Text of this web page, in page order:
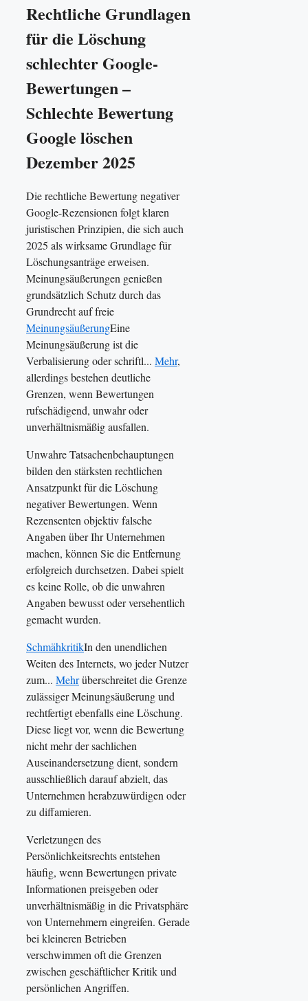
Rechtliche Grundlagen
für die Löschung
schlechter Google-
Bewertungen –
Schlechte Bewertung
Google löschen
Dezember 2025
Die rechtliche Bewertung negativer
Google-Rezensionen folgt klaren
juristischen Prinzipien, die sich auch
2025 als wirksame Grundlage für
Löschungsanträge erweisen.
Meinungsäußerungen genießen
grundsätzlich Schutz durch das
Grundrecht auf freie
MeinungsäußerungEine
Meinungsäußerung ist die
Verbalisierung oder schriftl... Mehr,
allerdings bestehen deutliche
Grenzen, wenn Bewertungen
rufschädigend, unwahr oder
unverhältnismäßig ausfallen.
Unwahre Tatsachenbehauptungen
bilden den stärksten rechtlichen
Ansatzpunkt für die Löschung
negativer Bewertungen. Wenn
Rezensenten objektiv falsche
Angaben über Ihr Unternehmen
machen, können Sie die Entfernung
erfolgreich durchsetzen. Dabei spielt
es keine Rolle, ob die unwahren
Angaben bewusst oder versehentlich
gemacht wurden.
SchmähkritikIn den unendlichen
Weiten des Internets, wo jeder Nutzer
zum... Mehrüberschreitet die Grenze
zulässiger Meinungsäußerung und
rechtfertigt ebenfalls eine Löschung.
Diese liegt vor, wenn die Bewertung
nicht mehr der sachlichen
Auseinandersetzung dient, sondern
ausschließlich darauf abzielt, das
Unternehmen herabzuwürdigen oder
zu diffamieren.
Verletzungen des
Persönlichkeitsrechts entstehen
häufig, wenn Bewertungen private
Informationen preisgeben oder
unverhältnismäßig in die Privatsphäre
von Unternehmern eingreifen. Gerade
bei kleineren Betrieben
verschwimmen oft die Grenzen
zwischen geschäftlicher Kritik und
persönlichen Angriffen.